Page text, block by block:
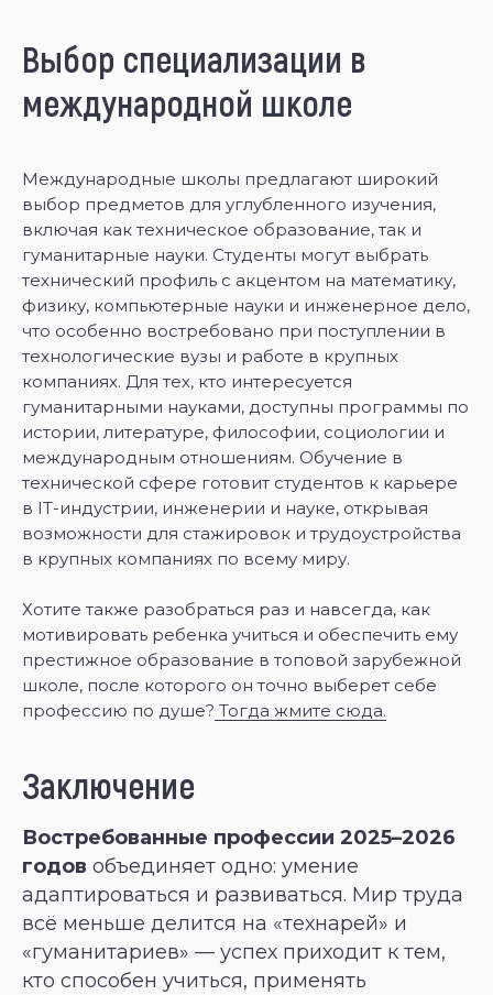
Выбор специализации в
международной школе
Международные школы предлагают широкий
выбор предметов для углубленного изучения,
включая как техническое образование, так и
гуманитарные науки. Студенты могут выбрать
технический профиль с акцентом на математику,
физику, компьютерные науки и инженерное дело,
что особенно востребовано при поступлении в
технологические вузы и работе в крупных
компаниях. Для тех, кто интересуется
гуманитарными науками, доступны программы по
истории, литературе, философии, социологии и
международным отношениям. Обучение в
технической сфере готовит студентов к карьере
в IT-индустрии, инженерии и науке, открывая
возможности для стажировок и трудоустройства
в крупных компаниях по всему миру.
Хотите также разобраться раз и навсегда, как
мотивировать ребенка учиться и обеспечить ему
престижное образование в топовой зарубежной
школе, после которого он точно выберет себе
профессию по душе? Тогда жмите сюда.
Заключение
Востребованные профессии 2025–2026
годов объединяет одно: умение
адаптироваться и развиваться. Мир труда
всё меньше делится на «технарей» и
«гуманитариев» — успех приходит к тем,
кто способен учиться, применять